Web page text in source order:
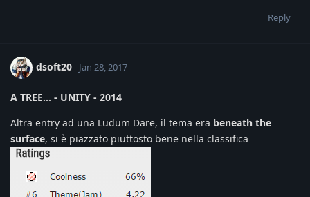
Reply
dsoft20 Jan 28, 2017
A TREE... - UNITY - 2014
Altra entry ad una Ludum Dare, il tema era beneath the
surface, si è piazzato piuttosto bene nella classifica